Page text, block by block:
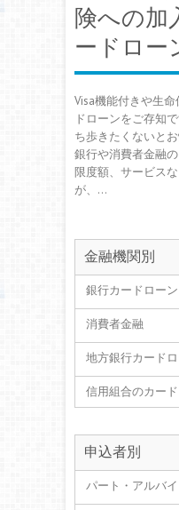
険への加
ードロー
Visa機能付きや生
ドローンをご存知
ち歩きたくないと
銀行や消費者金融
限度額、サービス
が、…
金融機関別
銀行カードローン
消費者金融
地方銀行カード
信用組合のカー
申込者別
パート・アルバ